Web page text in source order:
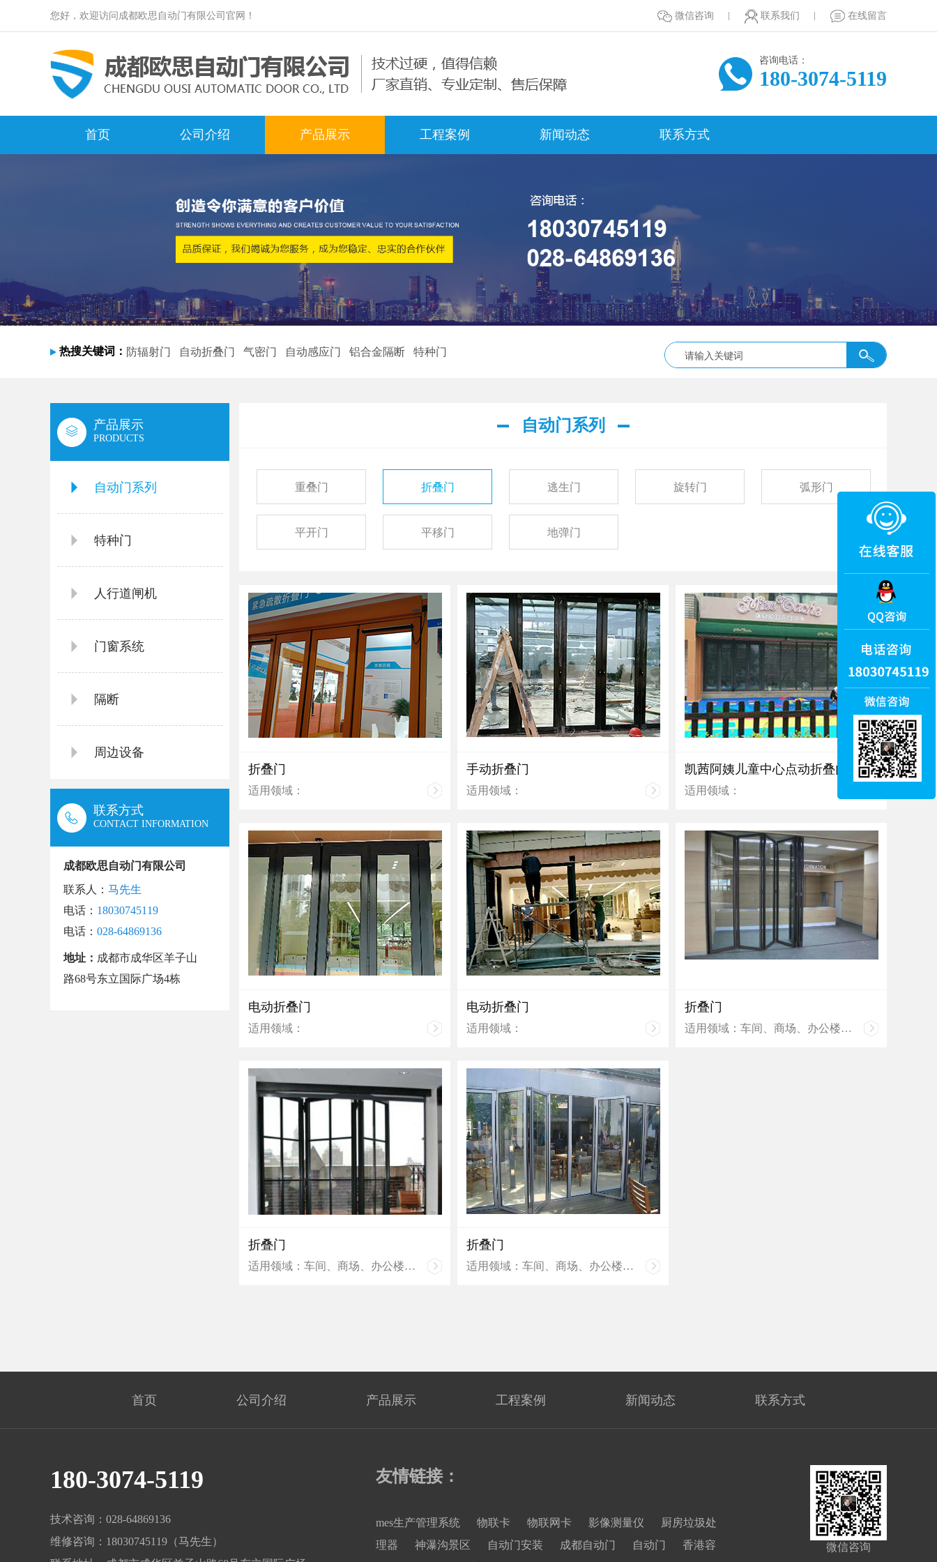
您好，欢迎访问成都欧思自动门有限公司官网！ 微信咨询 联系我们 在线留言
咨询电话：
180-3074-5119
首页 公司介绍 产品展示 工程案例 新闻动态 联系方式
热搜关键词： 防辐射门 自动折叠门 气密门 自动感应门 铝合金隔断 特种门
产品展示
PRODUCTS
自动门系列
特种门
人行道闸机
门窗系统
隔断
周边设备
联系方式
CONTACT INFORMATION
成都欧思自动门有限公司
联系人： 马先生
电话： 18030745119
电话： 028-64869136
地址： 成都市成华区羊子山
路68号东立国际广场4栋
自动门系列
重叠门 折叠门 逃生门 旋转门 弧形门
平开门 平移门 地弹门
折叠门
适用领域：
手动折叠门
适用领域：
凯茜阿姨儿童中心点动折叠门
适用领域：
电动折叠门
适用领域：
电动折叠门
适用领域：
折叠门
适用领域：车间、商场、办公楼、
折叠门
适用领域：车间、商场、办公楼、
折叠门
适用领域：车间、商场、办公楼、
首页 公司介绍 产品展示 工程案例 新闻动态 联系方式
180-3074-5119
技术咨询：028-64869136
维修咨询：18030745119（马先生）
友情链接：
mes生产管理系统 物联卡 物联网卡 影像测量仪
厨房垃圾处
理器
神瀑沟景区 自动门安装 成都自动门 自动门
香港容
微信咨询